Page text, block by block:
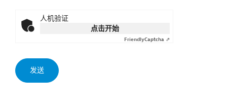
人机验证
点击开始
FriendlyCaptcha ⇗